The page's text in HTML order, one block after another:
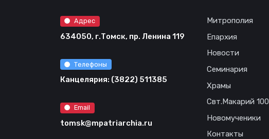
Адрес
634050, г.Томск, пр. Ленина 119
Телефоны
Канцелярия: (3822) 511385
Email
tomsk@mpatriarchia.ru
Митрополия
Епархия
Новости
Семинария
Храмы
Свт.Макарий 100
Новомученики
Контакты